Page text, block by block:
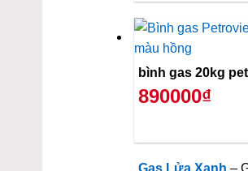
bình gas 20kg
890000₫